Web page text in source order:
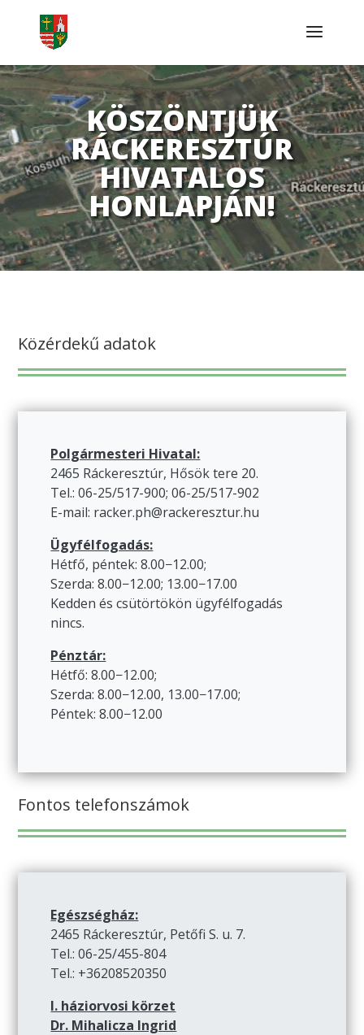
KÖSZÖNTJÜK
RÁCKERESZTÚR
HIVATALOS
HONLAPJÁN!
Közérdekű adatok
Polgármesteri Hivatal:
2465 Ráckeresztúr, Hősök tere 20.
Tel.: 06-25/517-900; 06-25/517-902
E-mail: racker.ph@rackeresztur.hu
Ügyfélfogadás:
Hétfő, péntek: 8.00−12.00;
Szerda: 8.00−12.00; 13.00−17.00
Kedden és csütörtökön ügyfélfogadás
nincs.
Pénztár:
Hétfő: 8.00−12.00;
Szerda: 8.00−12.00, 13.00−17.00;
Péntek: 8.00−12.00
Fontos telefonszámok
Egészségház:
2465 Ráckeresztúr, Petőfi S. u. 7.
Tel.: 06-25/455-804
Tel.: +36208520350
I. háziorvosi körzet
Dr. Mihalicza Ingrid